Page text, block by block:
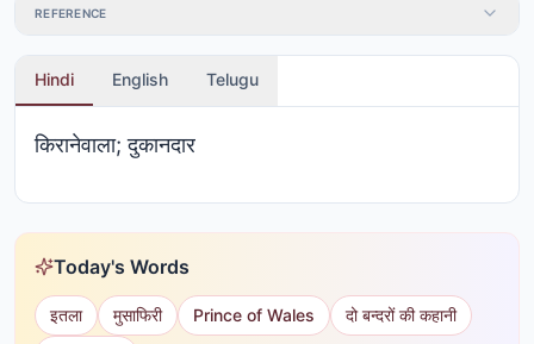
REFERENCE
Hindi English Telugu
किरानेवाला; दुकानदार
Today's Words
इतला मुसाफिरी Prince of Wales
दो बन्दरों की कहानी